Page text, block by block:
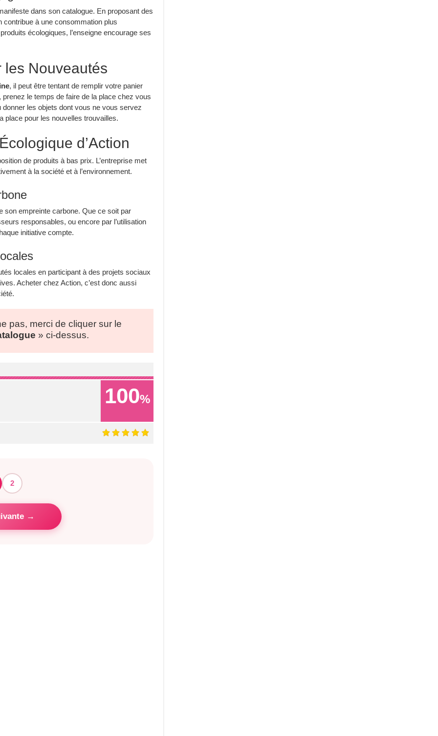
dans son catalogue. En proposant des
à une consommation plus
écologiques, l’enseigne encourage ses
les Nouveautés
, il peut être tentant de remplir votre panier
le temps de faire de la place chez vous
donner les objets dont vous ne vous servez
place pour les nouvelles trouvailles.
d’Action
de produits à bas prix. L’entreprise met
à la société et à l’environnement.
son empreinte carbone. Que ce soit par
responsables, ou encore par l’utilisation
initiative compte.
locales en participant à des projets sociaux
Acheter chez Action, c’est donc aussi
pas, merci de cliquer sur le
» ci-dessus.
100%
2
→